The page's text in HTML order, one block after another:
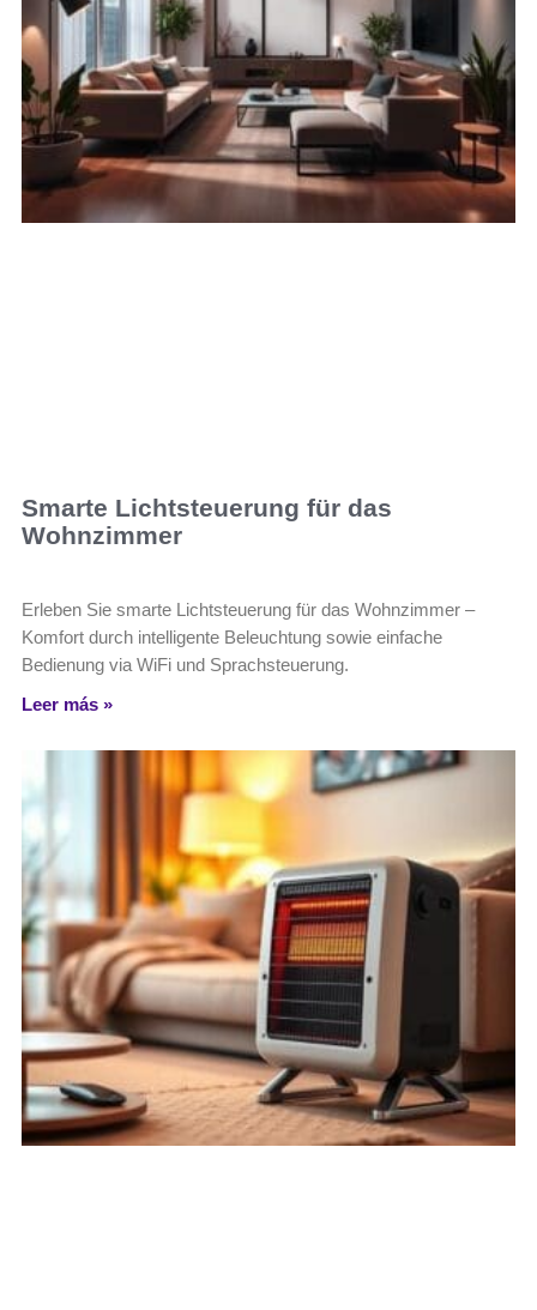
Smarte Lichtsteuerung für das
Wohnzimmer
Erleben Sie smarte Lichtsteuerung für das Wohnzimmer –
Komfort durch intelligente Beleuchtung sowie einfache
Bedienung via WiFi und Sprachsteuerung.
Leer más »